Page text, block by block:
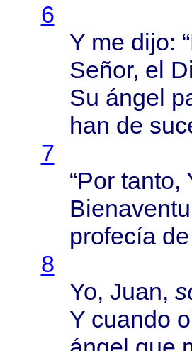
6
Y me dijo: “
Señor, el
Su ángel
han de
7
“Por tanto,
profecíade
8
Yo, Juan,
Y cuando